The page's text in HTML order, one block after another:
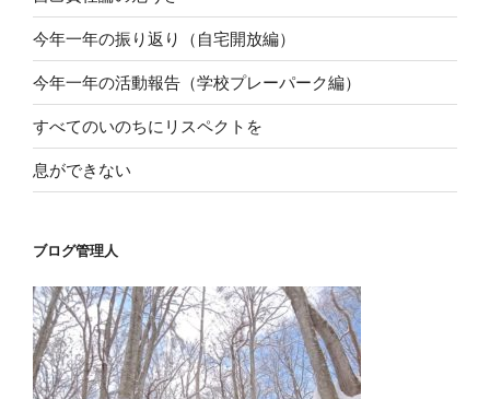
今年一年の振り返り（自宅開放編）
今年一年の活動報告（学校プレーパーク編）
すべてのいのちにリスペクトを
息ができない
ブログ管理人